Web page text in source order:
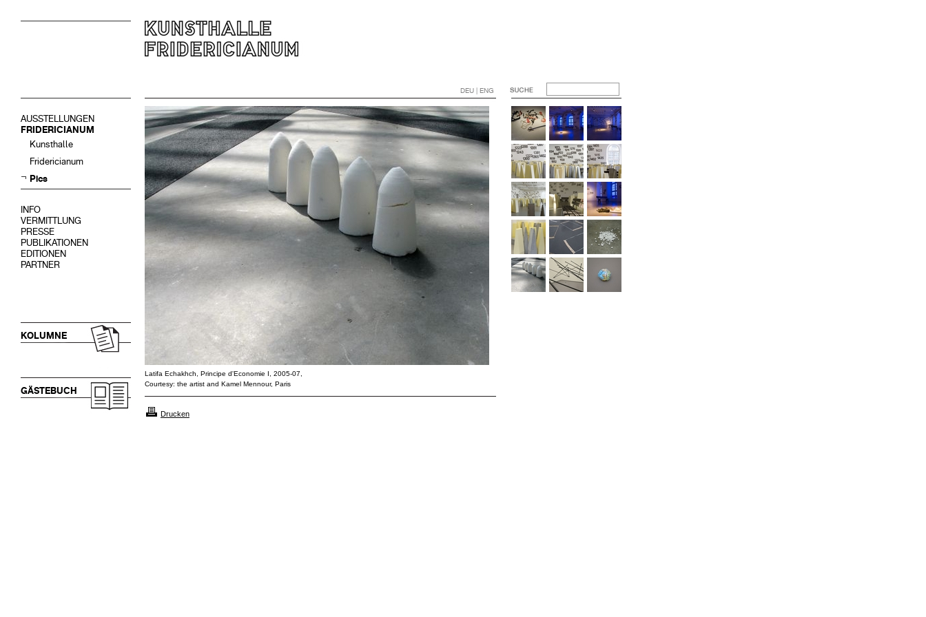
DEU | ENG
AUSSTELLUNGEN
FRIDERICIANUM
Kunsthalle
Fridericianum
Pics
INFO
VERMITTLUNG
PRESSE
PUBLIKATIONEN
EDITIONEN
PARTNER
KOLUMNE
GÄSTEBUCH
Latifa Echakhch, Principe d'Economie I, 2005-07,
Courtesy: the artist and Kamel Mennour, Paris
Drucken